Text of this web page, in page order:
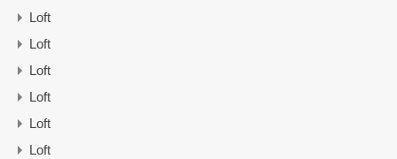
Loft
Loft
Loft
Loft
Loft
Loft